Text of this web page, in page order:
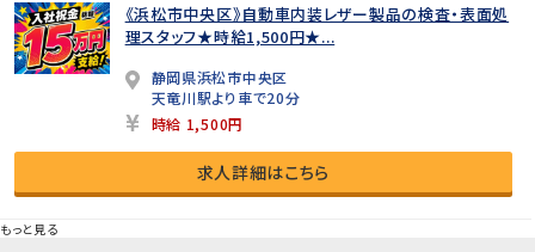
《浜松市中央区》自動車内装レザー製品の検査・表面処
理スタッフ★時給1,500円★...
静岡県浜松市中央区
天竜川駅より車で20分
時給 1,500円
求人詳細はこちら
もっと見る